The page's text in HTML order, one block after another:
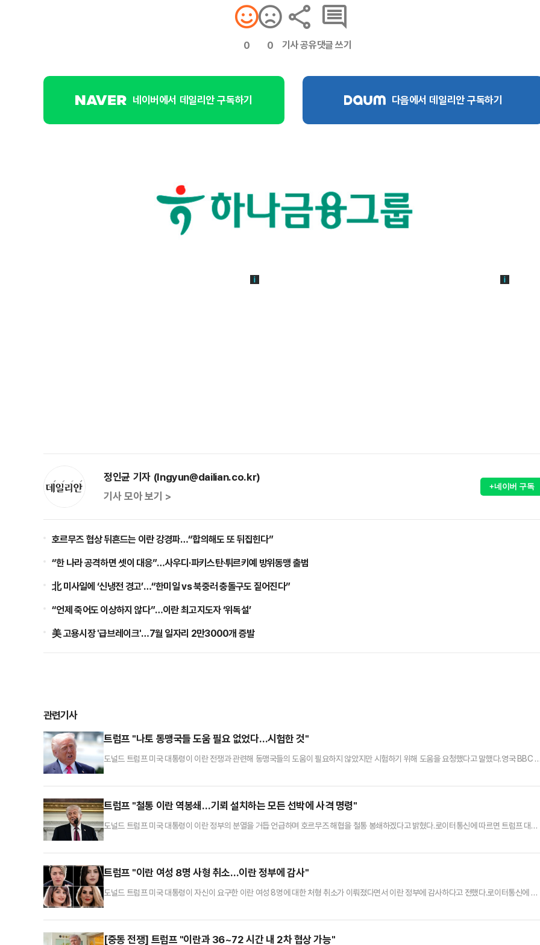
0 0 기사 공유댓글 쓰기
네이버에서 데일리안 구독하기 다음에서 데일리안 구독하기
정인균 기자 (Ingyun@dailian.co.kr)
기사 모아 보기 >
+네이버 구독
호르무즈 협상 뒤흔드는 이란 강경파…“합의해도 또 뒤집힌다”
“한 나라 공격하면 셋이 대응”…사우디·파키스탄·튀르키예 방위동맹 출범
北 미사일에 ‘신냉전 경고’…“한미일 vs 북중러 충돌구도 짙어진다”
“언제 죽어도 이상하지 않다”…이란 최고지도자 ‘위독설’
美 고용시장 '급브레이크'…7월 일자리 2만3000개 증발
관련기사
트럼프 "나토 동맹국들 도움 필요 없었다…시험한 것"
도널드 트럼프 미국 대통령이 이란 전쟁과 관련해 동맹국들의 도움이 필요하지 않았지만 시험하기 위해 도움을 요청했다고 말했다.영국 BBC
미 이란을 초토화했다"며 "나는 아무도 필요하지 않았다”며 “단지 동맹국이 우리를 돕는지 보고 싶었다”고 밝혔다.앞서 트럼프 대통령은 영국과
트럼프 "철통 이란 역봉쇄…기뢰 설치하는 모든 선박에 사격 명령"
도널드 트럼프 미국 대통령이 이란 정부의 분열을 거듭 언급하며 호르무즈 해협을 철통 봉쇄하겠다고 밝혔다.로이터통신에 따르면 트럼프 대통
패배하고 있는 강경파와 온건해 보이지 않는 온건파 사이의 내분이 미친 수준에 도달했다”며 “우리는 호르무즈 해협을 완벽하게 통제하고 있고
트럼프 "이란 여성 8명 사형 취소…이란 정부에 감사"
도널드 트럼프 미국 대통령이 자신이 요구한 이란 여성 8명에 대한 처형 취소가 이뤄졌다면서 이란 정부에 감사하다고 전했다.로이터통신에 따
다”며 “이중 4명은 즉시 석방될 것이고 4명은 징역 1개월을 선고받게 될 것”이라고 밝혔다.그러면서 “이란과 그 지도자들이 미국 대통령으로
[중동 전쟁] 트럼프 "이란과 36~72 시간 내 2차 협상 가능"